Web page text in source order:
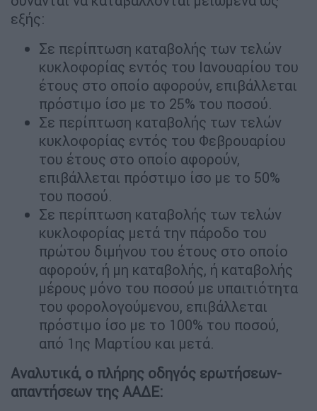
εξής:
Σε περίπτωση καταβολής των τελών
κυκλοφορίας εντός του Ιανουαρίου του
έτους στο οποίο αφορούν, επιβάλλεται
πρόστιμο ίσο με το 25% του ποσού.
Σε περίπτωση καταβολής των τελών
κυκλοφορίας εντός του Φεβρουαρίου
του έτους στο οποίο αφορούν,
επιβάλλεται πρόστιμο ίσο με το 50%
του ποσού.
Σε περίπτωση καταβολής των τελών
κυκλοφορίας μετά την πάροδο του
πρώτου διμήνου του έτους στο οποίο
αφορούν, ή μη καταβολής, ή καταβολής
μέρους μόνο του ποσού με υπαιτιότητα
του φορολογούμενου, επιβάλλεται
πρόστιμο ίσο με το 100% του ποσού,
από 1ης Μαρτίου και μετά.
Αναλυτικά, ο πλήρης οδηγός ερωτήσεων-
απαντήσεων της ΑΑΔΕ: